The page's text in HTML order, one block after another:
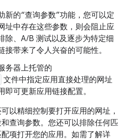
新的“查询参数”功能，您可以定
址中存在这些参数，则会阻止应
除、A/B 测试以及逐步为特定细
接带来了令人兴奋的可能性。
务器上托管的
文件中指定应用直接处理的网址
即可更新应用链接配置。
以精细控制要打开应用的网址，
查询参数。您还可以排除任何匹
项打开您的应用。如需了解详